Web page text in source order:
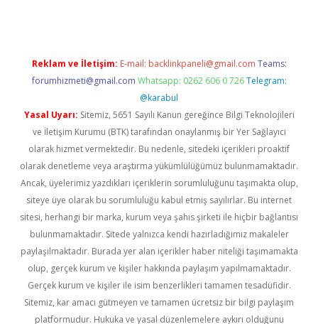
Reklam ve İletişim: E-mail: backlinkpaneli@gmail.com Teams:
forumhizmeti@gmail.com Whatsapp: 0262 606 0 726 Telegram:
@karabul
Yasal Uyarı: Sitemiz, 5651 Sayılı Kanun gereğince Bilgi Teknolojileri
ve İletişim Kurumu (BTK) tarafından onaylanmış bir Yer Sağlayıcı
olarak hizmet vermektedir. Bu nedenle, sitedeki içerikleri proaktif
olarak denetleme veya araştırma yükümlülüğümüz bulunmamaktadır.
Ancak, üyelerimiz yazdıkları içeriklerin sorumluluğunu taşımakta olup,
siteye üye olarak bu sorumluluğu kabul etmiş sayılırlar. Bu internet
sitesi, herhangi bir marka, kurum veya şahıs şirketi ile hiçbir bağlantısı
bulunmamaktadır. Sitede yalnızca kendi hazırladığımız makaleler
paylaşılmaktadır. Burada yer alan içerikler haber niteliği taşımamakta
olup, gerçek kurum ve kişiler hakkında paylaşım yapılmamaktadır.
Gerçek kurum ve kişiler ile isim benzerlikleri tamamen tesadüfidir.
Sitemiz, kar amacı gütmeyen ve tamamen ücretsiz bir bilgi paylaşım
platformudur. Hukuka ve yasal düzenlemelere aykırı olduğunu